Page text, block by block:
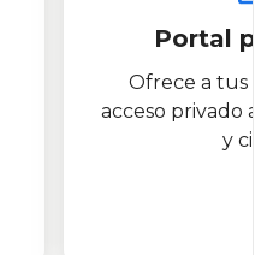
Portal
Ofrece a tus
acceso privado a
y